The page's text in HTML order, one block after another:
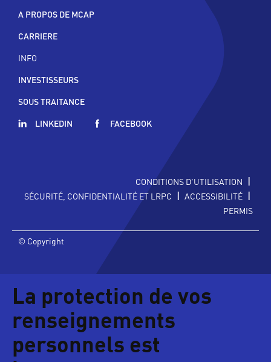
A PROPOS DE MCAP
CARRIERE
INFO
INVESTISSEURS
SOUS TRAITANCE
LINKEDIN
FACEBOOK
CONDITIONS D'UTILISATION |
SÉCURITÉ, CONFIDENTIALITÉ ET LRPC | ACCESSIBILITÉ |
PERMIS
© Copyright
La protection de vos
renseignements
personnels est